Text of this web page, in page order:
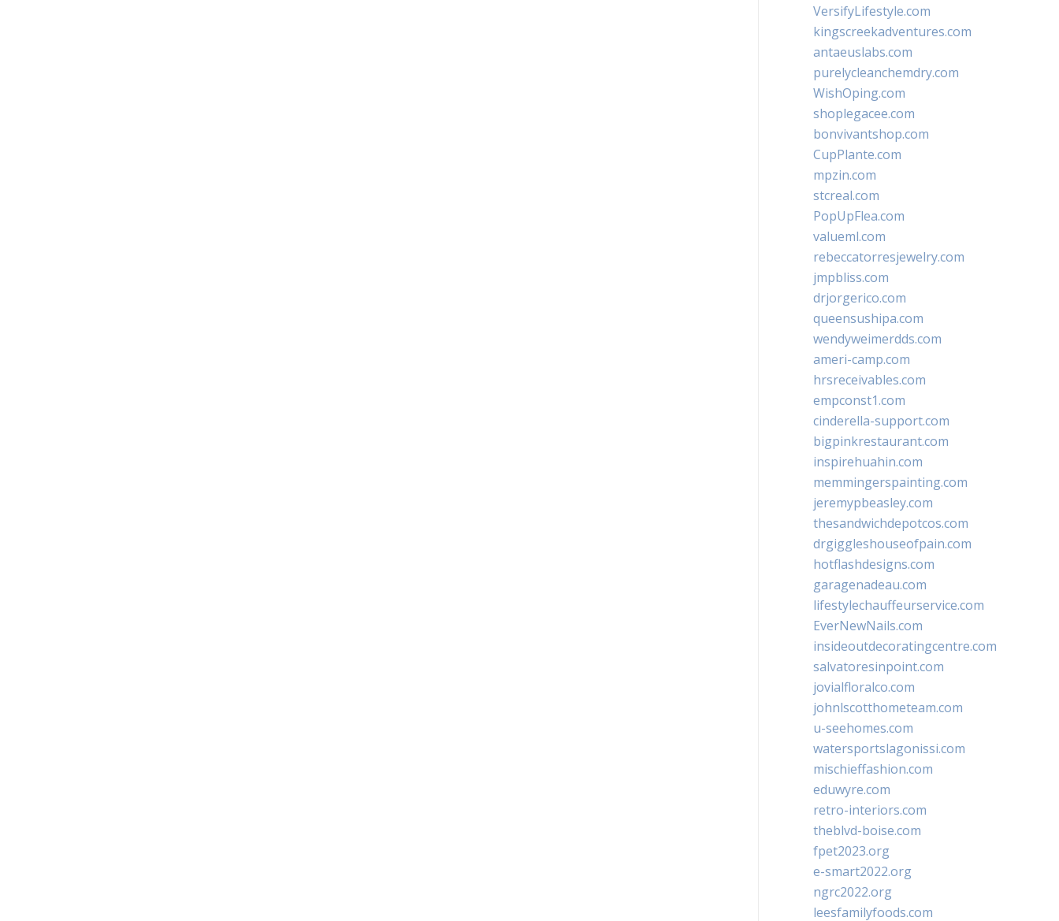
VersifyLifestyle.com
kingscreekadventures.com
antaeuslabs.com
purelycleanchemdry.com
WishOping.com
shoplegacee.com
bonvivantshop.com
CupPlante.com
mpzin.com
stcreal.com
PopUpFlea.com
valueml.com
rebeccatorresjewelry.com
jmpbliss.com
drjorgerico.com
queensushipa.com
wendyweimerdds.com
ameri-camp.com
hrsreceivables.com
empconst1.com
cinderella-support.com
bigpinkrestaurant.com
inspirehuahin.com
memmingerspainting.com
jeremypbeasley.com
thesandwichdepotcos.com
drgiggleshouseofpain.com
hotflashdesigns.com
garagenadeau.com
lifestylechauffeurservice.com
EverNewNails.com
insideoutdecoratingcentre.com
salvatoresinpoint.com
jovialfloralco.com
johnlscotthometeam.com
u-seehomes.com
watersportslagonissi.com
mischieffashion.com
eduwyre.com
retro-interiors.com
theblvd-boise.com
fpet2023.org
e-smart2022.org
ngrc2022.org
leesfamilyfoods.com